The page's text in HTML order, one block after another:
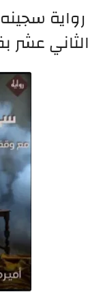
رواية
الثاني عشر